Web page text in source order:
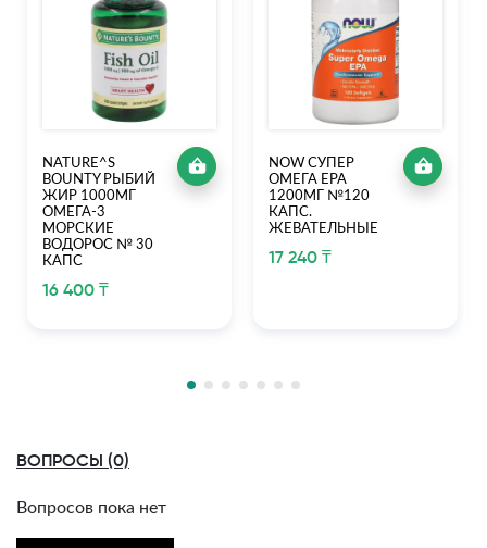
NATURE^S
BOUNTY РЫБИЙ
ЖИР 1000МГ
ОМЕГА-3
МОРСКИЕ
ВОДОРОС № 30
КАПС
16 400 ₸
NOW СУПЕР
ОМЕГА ЕРА
1200МГ №120
КАПС.
ЖЕВАТЕЛЬНЫЕ
17 240 ₸
ВОПРОСЫ (0)
Вопросов пока нет